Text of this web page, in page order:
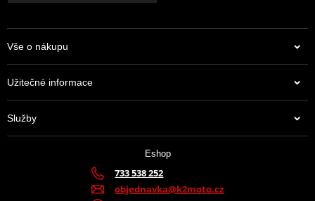
Vše o nákupu
Užitečné informace
Služby
Eshop
733 538 252
objednavka@k2moto.cz